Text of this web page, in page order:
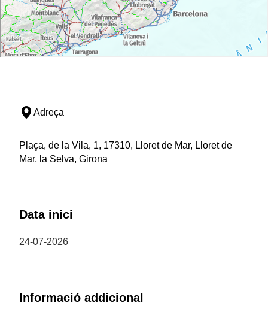
Adreça
Plaça, de la Vila, 1, 17310, Lloret de Mar, Lloret de
Mar, la Selva, Girona
Data inici
24-07-2026
Informació addicional